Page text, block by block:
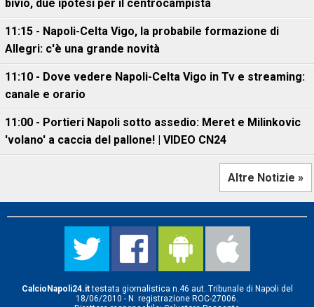
bivio, due ipotesi per il centrocampista
11:15 - Napoli-Celta Vigo, la probabile formazione di
Allegri: c'è una grande novità
11:10 - Dove vedere Napoli-Celta Vigo in Tv e streaming:
canale e orario
11:00 - Portieri Napoli sotto assedio: Meret e Milinkovic
'volano' a caccia del pallone! | VIDEO CN24
Altre Notizie »
CalcioNapoli24.ittestata giornalistica n.46 aut. Tribunale di Napoli del
18/06/2010 - N. registrazione ROC-27006.